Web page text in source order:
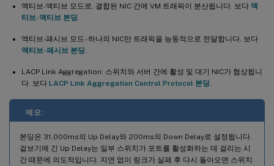
액티브-액티브 모드로, 결합된 NIC 간에 VM 트래픽이 분산됩니다. 보다 액
티브-액티브 본딩
액티브-패시브 모드 - 하나의 NIC만 트래픽을 능동적으로 전달합니다. 보다
액티브-패시브 본딩
LACP Link Aggregation: 스위치와 서버 간에 활성 및 대기 NIC가 협상됩니
다. 보다 LACP Link Aggregation Control Protocol 본딩
메모:
본딩은 31,000ms의 Up Delay와 200ms의 Down Delay로 설정됩니다.
겉보기에 긴 Up Delay는 일부 스위치가 포트를 활성화하는 데 걸리는 시
간 때문에 의도적입니다. 지연 없이 링크가 실패 후 다시 돌아오면 스위치